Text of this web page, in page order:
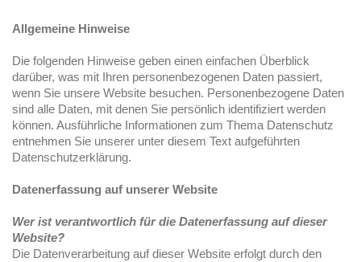
Allgemeine Hinweise
Die folgenden Hinweise geben einen einfachen Überblick
darüber, was mit Ihren personenbezogenen Daten passiert,
wenn Sie unsere Website besuchen. Personenbezogene Daten
sind alle Daten, mit denen Sie persönlich identifiziert werden
können. Ausführliche Informationen zum Thema Datenschutz
entnehmen Sie unserer unter diesem Text aufgeführten
Datenschutzerklärung.
Datenerfassung auf unserer Website
Wer ist verantwortlich für die Datenerfassung auf dieser
Website?
Die Datenverarbeitung auf dieser Website erfolgt durch den